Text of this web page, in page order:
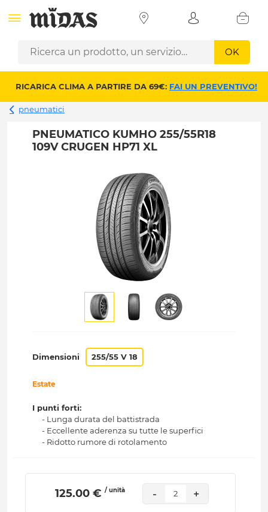
OK
RICARICA CLIMA A PARTIRE DA 69€: FAI UN PREVENTIVO!
pneumatici
PNEUMATICO KUMHO 255/55R18
109V CRUGEN HP71 XL
Dimensioni 255/55 V 18
Estate
I punti forti:
- Lunga durata del battistrada
- Eccellente aderenza su tutte le superfici
- Ridotto rumore di rotolamento
125.00 € / unità - 2 +